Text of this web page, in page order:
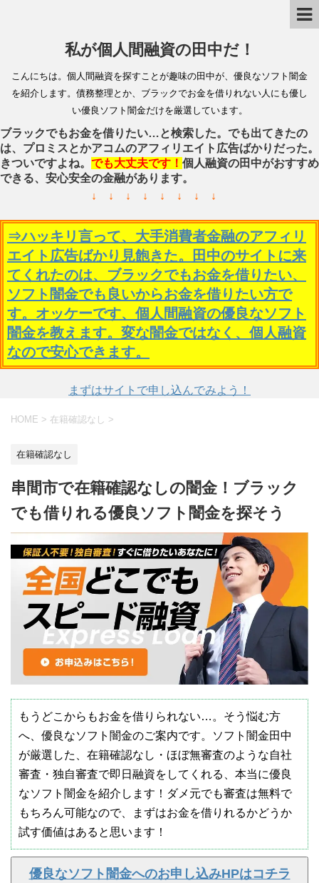
私が個人間融資の田中だ！
こんにちは。個人間融資を探すことが趣味の田中が、優良なソフト闇金
を紹介します。債務整理とか、ブラックでお金を借りれない人にも優し
い優良ソフト闇金だけを厳選しています。
ブラックでもお金を借りたい…と検索した。でも出てきたの
は、プロミスとかアコムのアフィリエイト広告ばかりだった。
きついですよね。 でも大丈夫です！ 個人融資の田中がおすすめ
できる、安心安全の金融があります。
↓ ↓ ↓ ↓ ↓ ↓ ↓ ↓
⇒ハッキリ言って、大手消費者金融のアフィリ
エイト広告ばかり見飽きた。田中のサイトに来
てくれたのは、ブラックでもお金を借りたい、
ソフト闇金でも良いからお金を借りたい方で
す。オッケーです、個人間融資の優良なソフト
闇金を教えます。変な闇金ではなく、個人融資
なので安心できます。
まずはサイトで申し込んでみよう！
HOME > 在籍確認なし >
在籍確認なし
串間市で在籍確認なしの闇金！ブラック
でも借りれる優良ソフト闇金を探そう
もうどこからもお金を借りられない…。そう悩む方
へ、優良なソフト闇金のご案内です。ソフト闇金田中
が厳選した、在籍確認なし・ほぼ無審査のような自社
審査・独自審査で即日融資をしてくれる、本当に優良
なソフト闇金を紹介します！ダメ元でも審査は無料で
もちろん可能なので、まずはお金を借りれるかどうか
試す価値はあると思います！
優良なソフト闇金へのお申し込みHPはコチラ